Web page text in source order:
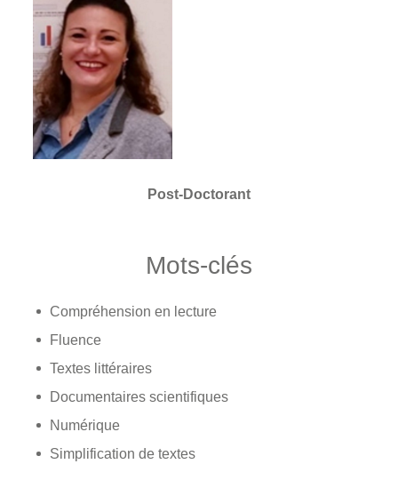
Post-Doctorant
Mots-clés
Compréhension en lecture
Fluence
Textes littéraires
Documentaires scientifiques
Numérique
Simplification de textes